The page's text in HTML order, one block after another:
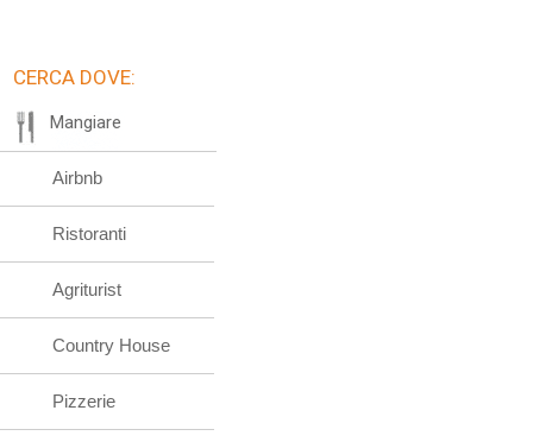
CERCA DOVE:
Mangiare
Airbnb
Ristoranti
Agriturist
Country House
Pizzerie